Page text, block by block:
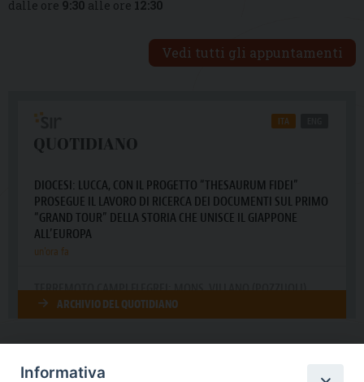
dalle ore 9:30 alle ore 12:30
Vedi tutti gli appuntamenti
Informativa